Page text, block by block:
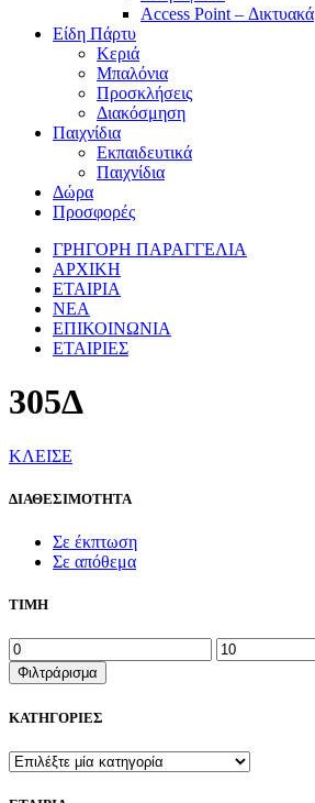
Access Point – Δικτυακά
Είδη Πάρτυ
Κεριά
Μπαλόνια
Προσκλήσεις
Διακόσμηση
Παιχνίδια
Εκπαιδευτικά
Παιχνίδια
Δώρα
Προσφορές
ΓΡΗΓΟΡΗ ΠΑΡΑΓΓΕΛΙΑ
ΑΡΧΙΚΗ
ΕΤΑΙΡΙΑ
ΝΕΑ
ΕΠΙΚΟΙΝΩΝΙΑ
ΕΤΑΙΡΙΕΣ
305Δ
ΚΛΕΙΣΕ
ΔΙΑΘΕΣΙΜΟΤΗΤΑ
Σε έκπτωση
Σε απόθεμα
ΤΙΜΗ
Ελάχιστη
τιμή
Μέγιστη
τιμή
Φιλτράρισμα
ΚΑΤΗΓΟΡΙΕΣ